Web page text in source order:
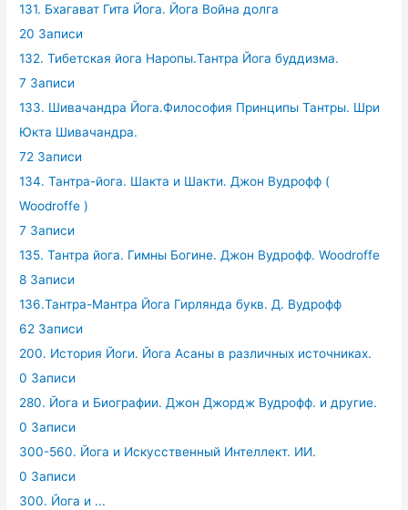
131. Бхагават Гита Йога. Йога Война долга
20 Записи
132. Тибетская йога Наропы.Тантра Йога буддизма.
7 Записи
133. Шивачандра Йога.Философия Принципы Тантры. Шри
Юкта Шивачандра.
72 Записи
134. Тантра-йога. Шакта и Шакти. Джон Вудрофф (
Woodroffe )
7 Записи
135. Тантра йога. Гимны Богине. Джон Вудрофф. Woodroffe
8 Записи
136.Тантра-Мантра Йога Гирлянда букв. Д. Вудрофф
62 Записи
200. История Йоги. Йога Асаны в различных источниках.
0 Записи
280. Йога и Биографии. Джон Джордж Вудрофф. и другие.
0 Записи
300-560. Йога и Искусственный Интеллект. ИИ.
0 Записи
300. Йога и ...